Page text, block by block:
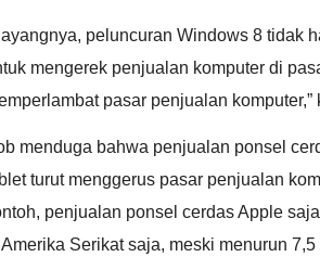
peluncuran Windows 8 tidak
mengerek penjualan komputer di
pasar penjualan komputer,”
menduga bahwa penjualan ponsel
turut menggerus pasar penjualan
penjualan ponsel cerdas Apple
Serikat saja, meski menurun